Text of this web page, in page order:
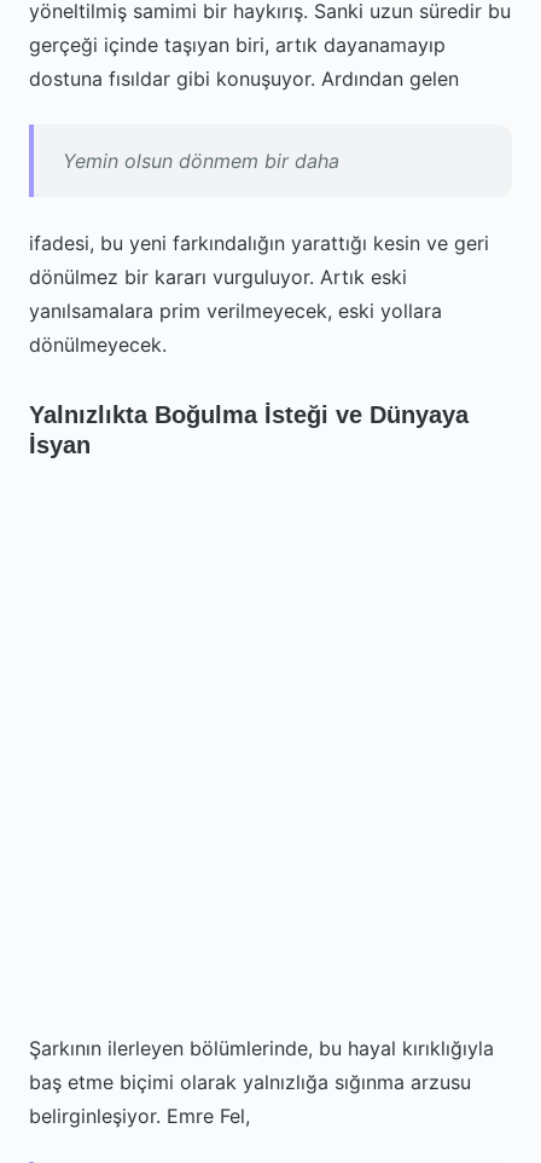
yöneltilmiş samimi bir haykırış. Sanki uzun süredir bu
gerçeği içinde taşıyan biri, artık dayanamayıp
dostuna fısıldar gibi konuşuyor. Ardından gelen
Yemin olsun dönmem bir daha
ifadesi, bu yeni farkındalığın yarattığı kesin ve geri
dönülmez bir kararı vurguluyor. Artık eski
yanılsamalara prim verilmeyecek, eski yollara
dönülmeyecek.
Yalnızlıkta Boğulma İsteği ve Dünyaya
İsyan
Şarkının ilerleyen bölümlerinde, bu hayal kırıklığıyla
baş etme biçimi olarak yalnızlığa sığınma arzusu
belirginleşiyor. Emre Fel,